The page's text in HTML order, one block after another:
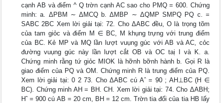
cạnh AB và điểm ^ Q trờn cạnh AC sao cho PMQ = 600. Chứng
minh: a. ΔPBM ∼ ΔMCQ b. ΔMBP ∼ ΔQMP SMPQ PQ c. =
SABC 2BC Xem lời giải tại: 72. Cho ΔABC đều, O là trọng tõm
của tam giỏc và điểm M ∈ BC, M khụng trựng với trung điểm
của BC. Kẻ MP và MQ lần lượt vuụng gúc với AB và AC, cỏc
đường vuụng gúc này lần lượt cắt OB và OC taị I và K. a.
Chứng minh rằng tứ giỏc MIOK là hỡnh bỡnh hành b. Gọi R là
giao điểm của PQ và OM. Chứng minh R là trung điểm của PQ.
Xem lời giải tại: 0 2 73. Cho ΔABC cú Aˆ = 90 ; AH⊥BC (H ∈
BC). Chứng minh AH = BH. CH. Xem lời giải tại: 74. Cho ΔABH;
Hˆ = 900 cú AB = 20 cm, BH = 12 cm. Trờn tia đối của tia HB lấy